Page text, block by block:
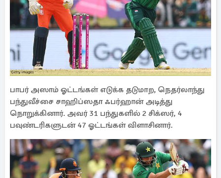
பாபர் அஸாம் ஓட்டங்கள் எடுக்க தடுமாற, நெதர்லாந்து
பந்துவீச்சை சாஹிப்ஸதா ஃபர்ஹான் அடித்து
நொறுக்கினார். அவர் 31 பந்துகளில் 2 சிக்ஸர், 4
பவுண்டரிகளுடன் 47 ஓட்டங்கள் விளாசினார்.